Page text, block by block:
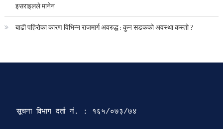
इसराइलले मानेन
बाढी पहिरोका कारण विभिन्न राजमार्ग अवरुद्ध : कुन सडकको अवस्था कस्तो ?
सूचना विभाग दर्ता‍ नं. : १६५/०७३/७४